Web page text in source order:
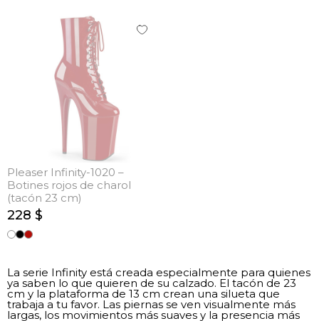
Pleaser Infinity-1020 –
Botines rojos de charol
(tacón 23 cm)
228 $
La serie Infinity está creada especialmente para quienes
ya saben lo que quieren de su calzado. El tacón de 23
cm y la plataforma de 13 cm crean una silueta que
trabaja a tu favor. Las piernas se ven visualmente más
largas, los movimientos más suaves y la presencia más